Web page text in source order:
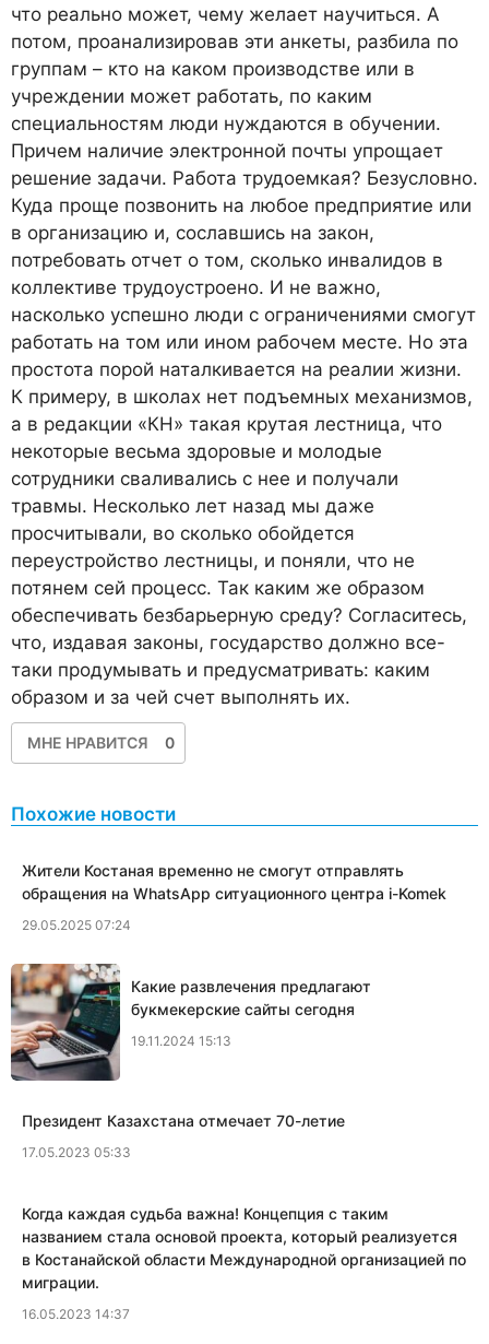
что реально может, чему желает научиться. А
потом, проанализировав эти анкеты, разбила по
группам – кто на каком производстве или в
учреждении может работать, по каким
специальностям люди нуждаются в обучении.
Причем наличие электронной почты упрощает
решение задачи. Работа трудоемкая? Безусловно.
Куда проще позвонить на любое предприятие или
в организацию и, сославшись на закон,
потребовать отчет о том, сколько инвалидов в
коллективе трудоустроено. И не важно,
насколько успешно люди с ограничениями смогут
работать на том или ином рабочем месте. Но эта
простота порой наталкивается на реалии жизни.
К примеру, в школах нет подъемных механизмов,
а в редакции «КН» такая крутая лестница, что
некоторые весьма здоровые и молодые
сотрудники сваливались с нее и получали
травмы. Несколько лет назад мы даже
просчитывали, во сколько обойдется
переустройство лестницы, и поняли, что не
потянем сей процесс. Так каким же образом
обеспечивать безбарьерную среду? Согласитесь,
что, издавая законы, государство должно все-
таки продумывать и предусматривать: каким
образом и за чей счет выполнять их.
МНЕ НРАВИТСЯ 0
Похожие новости
Жители Костаная временно не смогут отправлять
обращения на WhatsApp ситуационного центра i-Komek
29.05.2025 07:24
Какие развлечения предлагают
букмекерские сайты сегодня
19.11.2024 15:13
Президент Казахстана отмечает 70-летие
17.05.2023 05:33
Когда каждая судьба важна! Концепция с таким
названием стала основой проекта, который реализуется
в Костанайской области Международной организацией по
миграции.
16.05.2023 14:37